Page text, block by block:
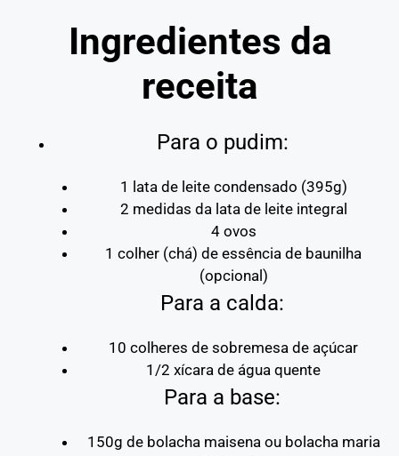
Ingredientes da
receita
Para o pudim:
1 lata de leite condensado (395g)
2 medidas da lata de leite integral
4 ovos
1 colher (chá) de essência de baunilha
(opcional)
Para a calda:
10 colheres de sobremesa de açúcar
1/2 xícara de água quente
Para a base:
150g de bolacha maisena ou bolacha maria